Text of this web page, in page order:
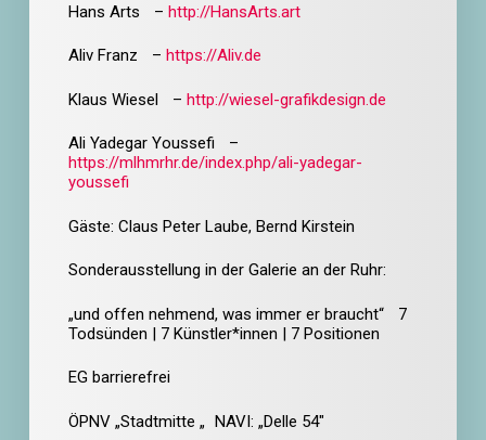
Hans Arts – http://HansArts.art
Aliv Franz – https://Aliv.de
Klaus Wiesel – http://wiesel-grafikdesign.de
Ali Yadegar Youssefi –
https://mlhmrhr.de/index.php/ali-yadegar-
youssefi
Gäste: Claus Peter Laube, Bernd Kirstein
Sonderausstellung in der Galerie an der Ruhr:
„und offen nehmend, was immer er braucht“ 7
Todsünden | 7 Künstler*innen | 7 Positionen
EG barrierefrei
ÖPNV „Stadtmitte „ NAVI: „Delle 54″